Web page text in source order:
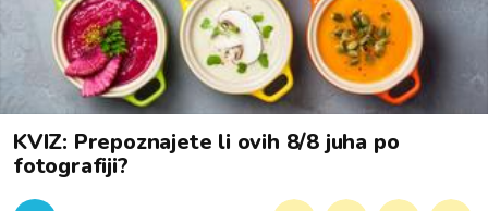
KVIZ: Prepoznajete li ovih 8/8 juha po
fotografiji?